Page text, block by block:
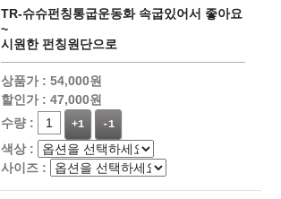
TR-슈슈펀칭통굽운동화 속굽있어서 좋아요
~
시원한 펀칭원단으로
상품가 : 54,000원
할인가 : 47,000원
수량 :
+1 -1
색상 :
사이즈 :